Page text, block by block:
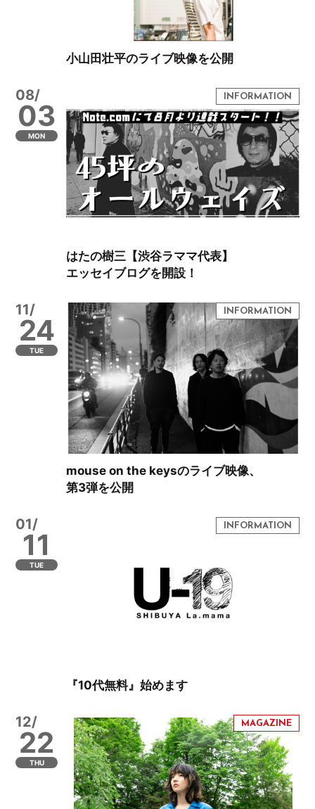
小山田壮平のライブ映像を公開
08/
03
MON
はたの樹三【渋谷ラママ代表】
エッセイブログを開設！
11/
24
TUE
mouse on the keysのライブ映像、
第3弾を公開
01/
11
TUE
『10代無料』始めます
12/
22
THU